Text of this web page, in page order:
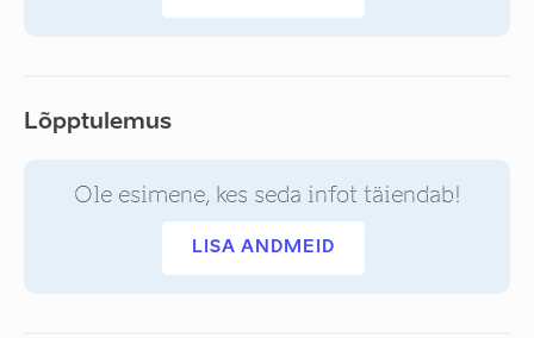
Lõpptulemus
Ole esimene, kes seda infot täiendab!
LISA ANDMEID